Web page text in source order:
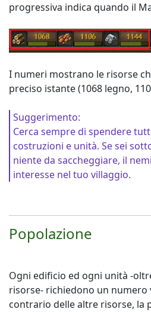
progressiva indica quando il
I numeri mostrano le risorse
preciso istante (1068 legno,
Suggerimento:
Cerca sempre di spendere
costruzioni e unità. Se sei
niente da saccheggiare, il
interesse nel tuo villaggio.
Popolazione
Ogni edificio ed ogni unità -
risorse- richiedono un numero
contrario delle altre risorse, la